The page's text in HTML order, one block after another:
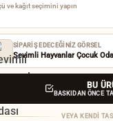
ve kağıt seçimini yapın
SIPARIŞ EDECEĞINIZ GÖRSEL
Sevimli Hayvanlar Çocuk
BU
BASKIDAN ÖNCE
VEYA KENDI